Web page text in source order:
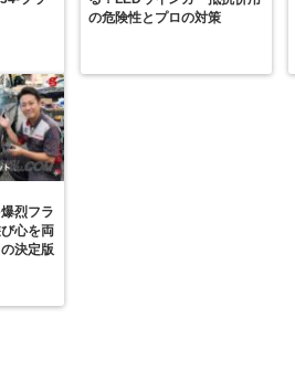
の危険性とプロの対策
烈フラ
心を両
決定版